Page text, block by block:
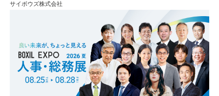
サイボウズ株式会社